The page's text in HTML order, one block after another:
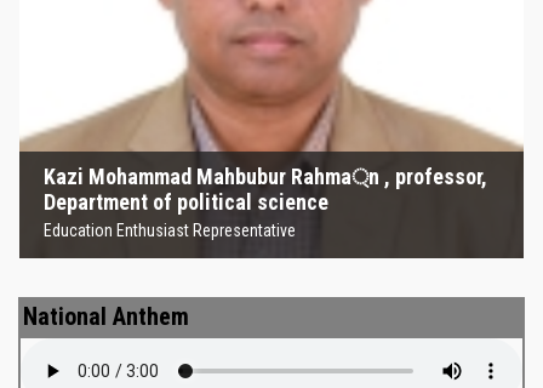
Kazi Mohammad Mahbubur Rahma্‌n , professor,
Department of political science
Education Enthusiast Representative
of political science
Education Enthusiast Representative
National Anthem